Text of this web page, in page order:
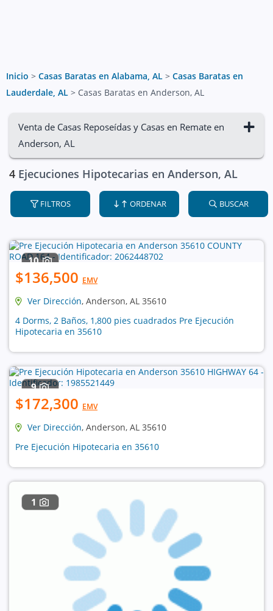
Inicio > Casas Baratas en Alabama, AL > Casas Baratas en
Lauderdale, AL > Casas Baratas en Anderson, AL
Venta de Casas Reposeídas y Casas en Remate en
Anderson, AL
4 Ejecuciones Hipotecarias en Anderson, AL
FILTROS ORDENAR BUSCAR
10
$136,500 EMV
Ver Dirección, Anderson, AL 35610
4 Dorms, 2 Baños, 1,800 pies cuadrados Pre Ejecución
Hipotecaria en 35610
9
$172,300 EMV
Ver Dirección, Anderson, AL 35610
Pre Ejecución Hipotecaria en 35610
1